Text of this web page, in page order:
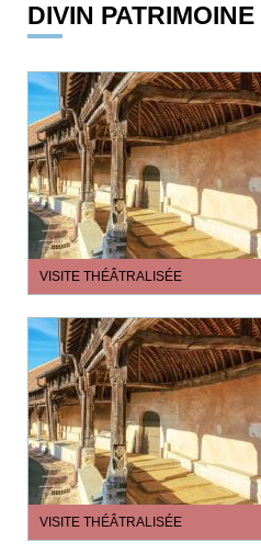
DIVIN PATRIMOINE
VISITE THÉÂTRALISÉE
VISITE THÉÂTRALISÉE